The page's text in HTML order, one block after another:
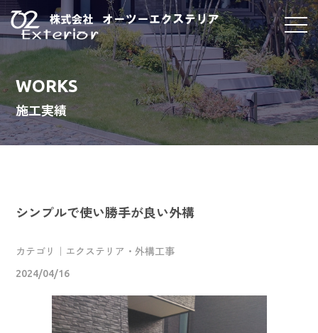
WORKS
施工実績
シンプルで使い勝手が良い外構
カテゴリ｜エクステリア・外構工事
2024/04/16